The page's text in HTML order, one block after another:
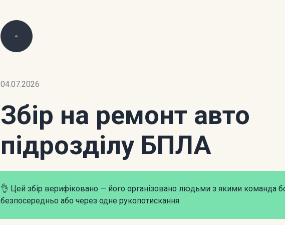
04.07.2026
Збір на ремонт авто
підрозділу БПЛА
👌 Цей збір верифіковано — його організовано людьми з якими команда
безпосередньо або через одне рукопотискання